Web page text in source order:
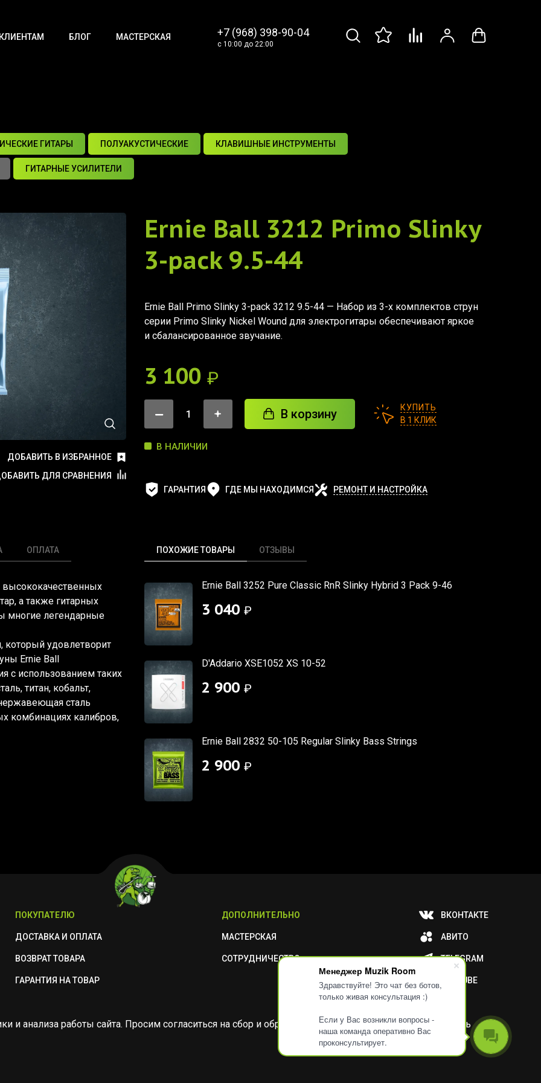
Менеджер Muzik Room
Здравствуйте! Это чат без ботов,
только живая консультация :)
Если у Вас возникли вопросы -
наша команда оперативно Вас
проконсультирует.
БЛОГ МАСТЕРСКАЯ +7 (968) 398-90-04
с 10:00 до 22:00
ГИТАРЫ ПОЛУАКУСТИЧЕСКИЕ КЛАВИШНЫЕ ИНСТРУМЕНТЫ
ГИТАРНЫЕ УСИЛИТЕЛИ
ДОБАВИТЬ В ИЗБРАННОЕ
ДЛЯ СРАВНЕНИЯ
Ernie Ball 3212 Primo Slinky
3-pack 9.5-44
Ernie Ball Primo Slinky 3-pack 3212 9.5-44 — Набор из 3-х комплектов струн
серии Primo Slinky Nickel Wound для электрогитары обеспечивают яркое
и сбалансированное звучание.
3 100 ₽
В корзину
КУПИТЬ
В 1 КЛИК
В НАЛИЧИИ
ГАРАНТИЯ ГДЕ МЫ НАХОДИМСЯ РЕМОНТ И НАСТРОЙКА
ОПЛАТА
высококачественных
а также гитарных
многие легендарные
который удовлетворит
Ernie Ball
с использованием таких
титан, кобальт,
сталь
комбинациях калибров,
ПОХОЖИЕ ТОВАРЫ ОТЗЫВЫ
Ernie Ball 3252 Pure Classic RnR Slinky Hybrid 3 Pack 9-46
3 040 ₽
D'Addario XSE1052 XS 10-52
2 900 ₽
Ernie Ball 2832 50-105 Regular Slinky Bass Strings
2 900 ₽
ПОКУПАТЕЛЮ
ДОСТАВКА И ОПЛАТА
ВОЗВРАТ ТОВАРА
ГАРАНТИЯ НА ТОВАР
ДОПОЛНИТЕЛЬНО
МАСТЕРСКАЯ
СОТРУДНИЧЕСТВО
ВКОНТАКТЕ
АВИТО
TELEGRAM
YOUTUBE
Разработка Дизайн
и анализа работы сайта. Просим согласиться на сбор и обработку ваших метаданных или отключить